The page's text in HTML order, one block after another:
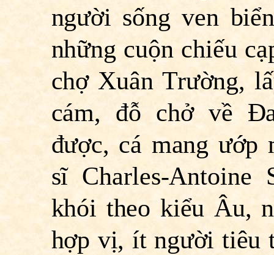
người sống ven
những cuộn chiếu
chợ Xuân Trường,
cám, đỗ chở về
được, cá mang ướp
sĩ Charles-Antoine
khói theo kiểu Âu,
hợp vị, ít người tiêu